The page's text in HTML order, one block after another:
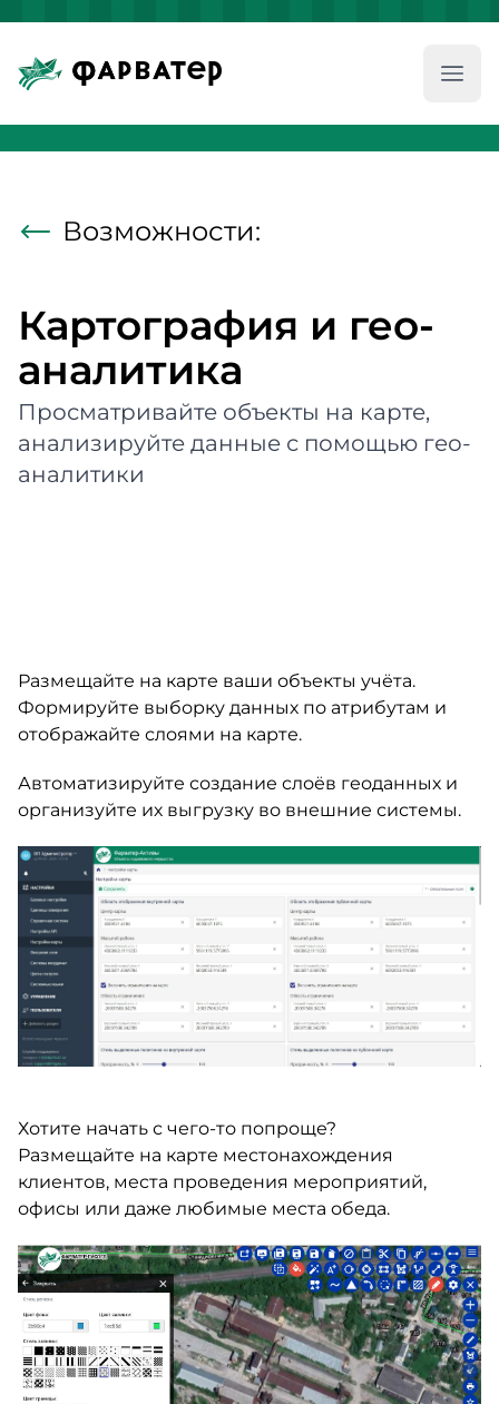
Возможности:
Картография и гео-
аналитика
Просматривайте объекты на карте,
анализируйте данные с помощью гео-
аналитики
Размещайте на карте ваши объекты учёта.
Формируйте выборку данных по атрибутам и
отображайте слоями на карте.
Автоматизируйте создание слоёв геоданных и
организуйте их выгрузку во внешние системы.
Хотите начать с чего-то попроще?
Размещайте на карте местонахождения
клиентов, места проведения мероприятий,
офисы или даже любимые места обеда.